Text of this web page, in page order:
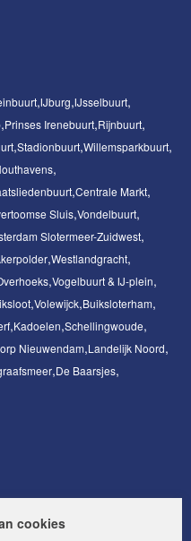
IJburg IJsselbuurt
Prinses Irenebuurt Rijnbuurt
Stadionbuurt Willemsparkbuurt
Centrale Markt
Sluis Vondelbuurt
Slotermeer-Zuidwest
Westlandgracht
Vogelbuurt & IJ-plein
Volewijck Buiksloterham
Kadoelen Schellingwoude
Nieuwendam Landelijk Noord
De Baarsjes
cookies